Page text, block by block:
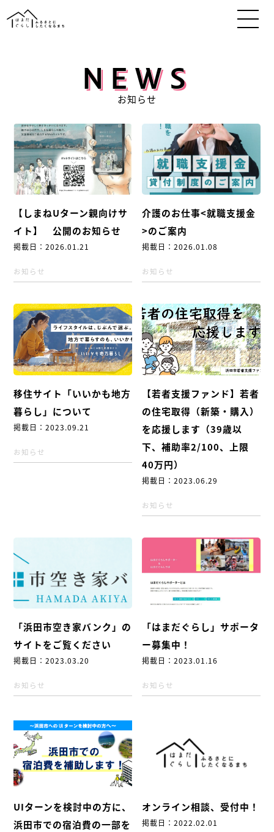
NEWS
お知らせ
【しまねUターン親向けサ
イト】 公開のお知らせ
掲載日：2026.01.21
お知らせ
介護のお仕事<就職支援金
>のご案内
掲載日：2026.01.08
お知らせ
移住サイト「いいかも地方
暮らし」について
掲載日：2023.09.21
お知らせ
【若者支援ファンド】若者
の住宅取得（新築・購入）
を応援します（39歳以
下、補助率2/100、上限
40万円）
掲載日：2023.06.29
お知らせ
「浜田市空き家バンク」の
サイトをご覧ください
掲載日：2023.03.20
お知らせ
「はまだぐらし」サポータ
ー募集中！
掲載日：2023.01.16
お知らせ
UIターンを検討中の方に、
浜田市での宿泊費の一部を
オンライン相談、受付中！
掲載日：2022.02.01